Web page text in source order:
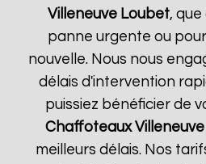
Villeneuve Loubet, que
panne urgente ou
nouvelle. Nous nous
délais d'intervention
puissiez bénéficier de
Chaffoteaux
meilleurs délais. Nos